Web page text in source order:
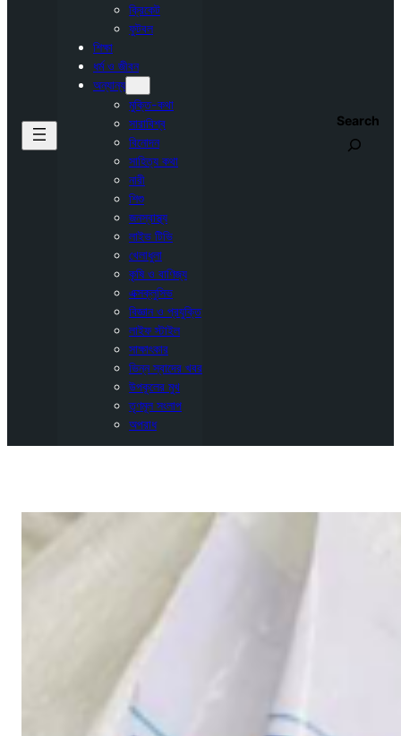
ক্রিকেট
ফুটবল
শিক্ষা
ধর্ম ও জীবন
অন্যান্য
মুক্তি-কথা
সারাবিশ্ব
বিনোদন
সাহিত্য কথা
নারী
শিশু
জনস্বাস্থ্য
লাইভ টিভি
খেলাধুলা
কৃষি ও বাণিজ্য
এক্সক্লুসিভ
বিজ্ঞান ও প্রযুক্তি
লাইফ স্টাইল
সাক্ষাৎকার
ভিন্ন স্বাদের খবর
উপকূলের মুখ
তৃণমূল সংলাপ
অপরাধ
Search